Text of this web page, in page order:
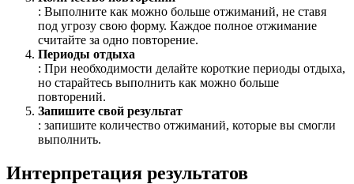
: Выполните как можно больше отжиманий, не ставя
под угрозу свою форму. Каждое полное отжимание
считайте за одно повторение.
Периоды отдыха
: При необходимости делайте короткие периоды отдыха,
но старайтесь выполнить как можно больше
повторений.
Запишите свой результат
: запишите количество отжиманий, которые вы смогли
выполнить.
Интерпретация результатов